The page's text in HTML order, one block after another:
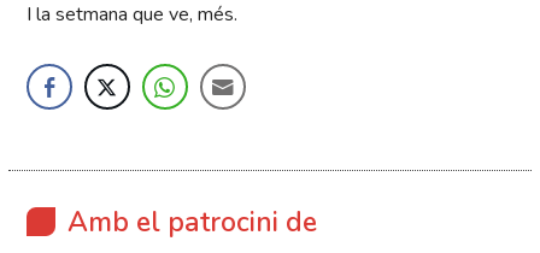
I la setmana que ve, més.
Amb el patrocini de